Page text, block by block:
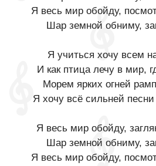
Я весь мир обойду,
Шар земной обниму,
Я учиться хочу всем
И как птица лечу в мир,
Морем ярких огней
Я хочу всё сильней песни
Я весь мир обойду,
Шар земной обниму,
Я весь мир обойду,